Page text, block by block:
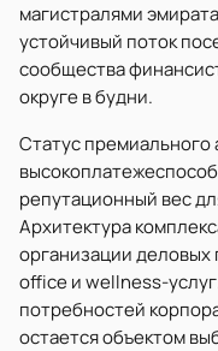
магистралями
устойчивый поток
сообщества
округе в будни.
Статус премиального
репутационный вес
Архитектура
организации деловых
office и wellness-
потребностей
остается объектом